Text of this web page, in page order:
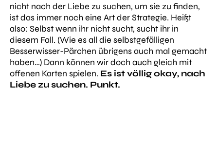
nicht nach der Liebe zu suchen, um sie zu finden,
ist das immer noch eine Art der Strategie. Heißt
also: Selbst wenn ihr nicht sucht, sucht ihr in
diesem Fall. (Wie es all die selbstgefälligen
Besserwisser-Pärchen übrigens auch mal gemacht
haben…) Dann können wir doch auch gleich mit
offenen Karten spielen. Es ist völlig okay, nach
Liebe zu suchen. Punkt.